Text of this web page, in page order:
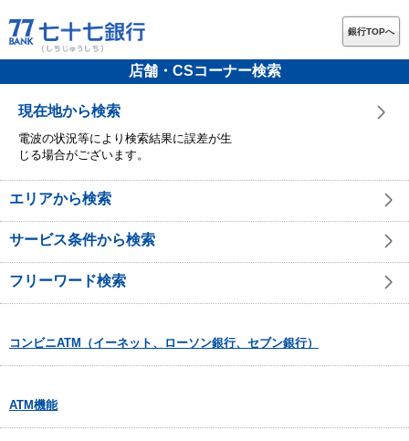
銀行TOPへ
店舗・CSコーナー検索
現在地から検索
電波の状況等により検索結果に誤差が生
じる場合がございます。
エリアから検索
サービス条件から検索
フリーワード検索
コンビニATM（イーネット、ローソン銀行、セブン銀行）
ATM機能